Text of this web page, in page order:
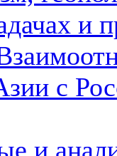
и
с
и